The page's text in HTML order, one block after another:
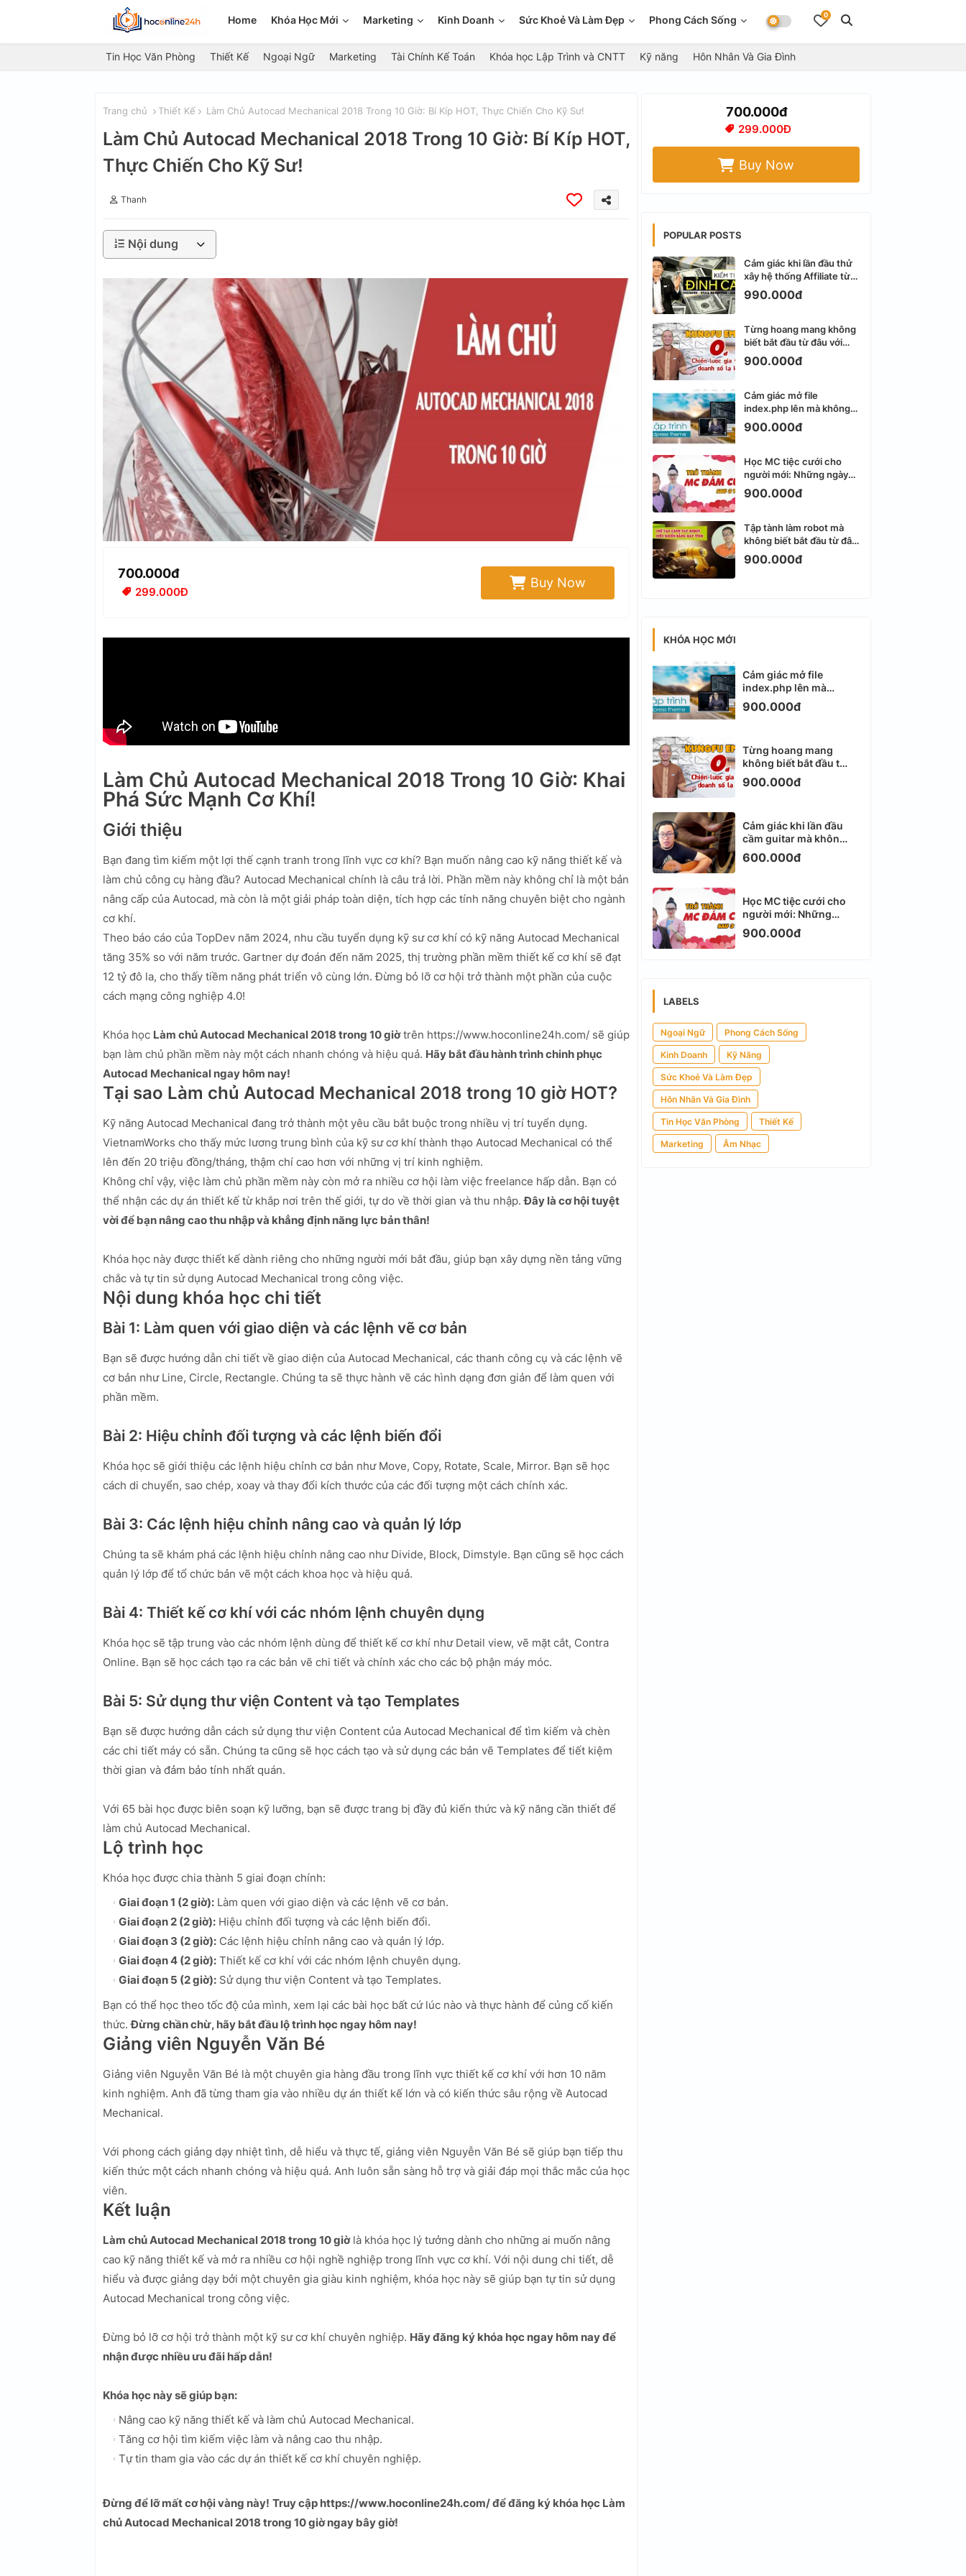
Home Khóa Học Mới Marketing Kinh Doanh Sức Khoẻ Và Làm Đẹp Phong Cách Sống 0
Tin Học Văn Phòng Thiết Kế Ngoại Ngữ Marketing Tài Chính Kế Toán Khóa học Lập Trình và CNTT Kỹ năng Hôn Nhân Và Gia Đình
Trang chủ Thiết Kế Làm Chủ Autocad Mechanical 2018 Trong 10 Giờ: Bí Kíp HOT, Thực Chiến Cho Kỹ Sư!
Làm Chủ Autocad Mechanical 2018 Trong 10 Giờ: Bí Kíp HOT,
Thực Chiến Cho Kỹ Sư!
Thanh
Nội dung
700.000đ
299.000Đ
Buy Now
Làm Chủ Autocad Mechanical 2018 Trong 10 Giờ: Khai
Phá Sức Mạnh Cơ Khí!
Giới thiệu
Bạn đang tìm kiếm một lợi thế cạnh tranh trong lĩnh vực cơ khí? Bạn muốn nâng cao kỹ năng thiết kế và
làm chủ công cụ hàng đầu? Autocad Mechanical chính là câu trả lời. Phần mềm này không chỉ là một bản
nâng cấp của Autocad, mà còn là một giải pháp toàn diện, tích hợp các tính năng chuyên biệt cho ngành
cơ khí.
Theo báo cáo của TopDev năm 2024, nhu cầu tuyển dụng kỹ sư cơ khí có kỹ năng Autocad Mechanical
tăng 35% so với năm trước. Gartner dự đoán đến năm 2025, thị trường phần mềm thiết kế cơ khí sẽ đạt
12 tỷ đô la, cho thấy tiềm năng phát triển vô cùng lớn. Đừng bỏ lỡ cơ hội trở thành một phần của cuộc
cách mạng công nghiệp 4.0!
Khóa học Làm chủ Autocad Mechanical 2018 trong 10 giờtrên https://www.hoconline24h.com/ sẽ giúp
bạn làm chủ phần mềm này một cách nhanh chóng và hiệu quả. Hãy bắt đầu hành trình chinh phục
Autocad Mechanical ngay hôm nay!
Tại sao Làm chủ Autocad Mechanical 2018 trong 10 giờ HOT?
Kỹ năng Autocad Mechanical đang trở thành một yêu cầu bắt buộc trong nhiều vị trí tuyển dụng.
VietnamWorks cho thấy mức lương trung bình của kỹ sư cơ khí thành thạo Autocad Mechanical có thể
lên đến 20 triệu đồng/tháng, thậm chí cao hơn với những vị trí kinh nghiệm.
Không chỉ vậy, việc làm chủ phần mềm này còn mở ra nhiều cơ hội làm việc freelance hấp dẫn. Bạn có
thể nhận các dự án thiết kế từ khắp nơi trên thế giới, tự do về thời gian và thu nhập.Đây là cơ hội tuyệt
vời để bạn nâng cao thu nhập và khẳng định năng lực bản thân!
Khóa học này được thiết kế dành riêng cho những người mới bắt đầu, giúp bạn xây dựng nền tảng vững
chắc và tự tin sử dụng Autocad Mechanical trong công việc.
Nội dung khóa học chi tiết
Bài 1: Làm quen với giao diện và các lệnh vẽ cơ bản
Bạn sẽ được hướng dẫn chi tiết về giao diện của Autocad Mechanical, các thanh công cụ và các lệnh vẽ
cơ bản như Line, Circle, Rectangle. Chúng ta sẽ thực hành vẽ các hình dạng đơn giản để làm quen với
phần mềm.
Bài 2: Hiệu chỉnh đối tượng và các lệnh biến đổi
Khóa học sẽ giới thiệu các lệnh hiệu chỉnh cơ bản như Move, Copy, Rotate, Scale, Mirror. Bạn sẽ học
cách di chuyển, sao chép, xoay và thay đổi kích thước của các đối tượng một cách chính xác.
Bài 3: Các lệnh hiệu chỉnh nâng cao và quản lý lớp
Chúng ta sẽ khám phá các lệnh hiệu chỉnh nâng cao như Divide, Block, Dimstyle. Bạn cũng sẽ học cách
quản lý lớp để tổ chức bản vẽ một cách khoa học và hiệu quả.
Bài 4: Thiết kế cơ khí với các nhóm lệnh chuyên dụng
Khóa học sẽ tập trung vào các nhóm lệnh dùng để thiết kế cơ khí như Detail view, vẽ mặt cắt, Contra
Online. Bạn sẽ học cách tạo ra các bản vẽ chi tiết và chính xác cho các bộ phận máy móc.
Bài 5: Sử dụng thư viện Content và tạo Templates
Bạn sẽ được hướng dẫn cách sử dụng thư viện Content của Autocad Mechanical để tìm kiếm và chèn
các chi tiết máy có sẵn. Chúng ta cũng sẽ học cách tạo và sử dụng các bản vẽ Templates để tiết kiệm
thời gian và đảm bảo tính nhất quán.
Với 65 bài học được biên soạn kỹ lưỡng, bạn sẽ được trang bị đầy đủ kiến thức và kỹ năng cần thiết để
làm chủ Autocad Mechanical.
Lộ trình học
Khóa học được chia thành 5 giai đoạn chính:
Giai đoạn 1 (2 giờ): Làm quen với giao diện và các lệnh vẽ cơ bản.
Giai đoạn 2 (2 giờ): Hiệu chỉnh đối tượng và các lệnh biến đổi.
Giai đoạn 3 (2 giờ): Các lệnh hiệu chỉnh nâng cao và quản lý lớp.
Giai đoạn 4 (2 giờ): Thiết kế cơ khí với các nhóm lệnh chuyên dụng.
Giai đoạn 5 (2 giờ): Sử dụng thư viện Content và tạo Templates.
Bạn có thể học theo tốc độ của mình, xem lại các bài học bất cứ lúc nào và thực hành để củng cố kiến
thức.Đừng chần chừ, hãy bắt đầu lộ trình học ngay hôm nay!
Giảng viên Nguyễn Văn Bé
Giảng viên Nguyễn Văn Bé là một chuyên gia hàng đầu trong lĩnh vực thiết kế cơ khí với hơn 10 năm
kinh nghiệm. Anh đã từng tham gia vào nhiều dự án thiết kế lớn và có kiến thức sâu rộng về Autocad
Mechanical.
Với phong cách giảng dạy nhiệt tình, dễ hiểu và thực tế, giảng viên Nguyễn Văn Bé sẽ giúp bạn tiếp thu
kiến thức một cách nhanh chóng và hiệu quả. Anh luôn sẵn sàng hỗ trợ và giải đáp mọi thắc mắc của học
viên.
Kết luận
Làm chủ Autocad Mechanical 2018 trong 10 giờlà khóa học lý tưởng dành cho những ai muốn nâng
cao kỹ năng thiết kế và mở ra nhiều cơ hội nghề nghiệp trong lĩnh vực cơ khí. Với nội dung chi tiết, dễ
hiểu và được giảng dạy bởi một chuyên gia giàu kinh nghiệm, khóa học này sẽ giúp bạn tự tin sử dụng
Autocad Mechanical trong công việc.
Đừng bỏ lỡ cơ hội trở thành một kỹ sư cơ khí chuyên nghiệp. Hãy đăng ký khóa học ngay hôm nay để
nhận được nhiều ưu đãi hấp dẫn!
Khóa học này sẽ giúp bạn:
Nâng cao kỹ năng thiết kế và làm chủ Autocad Mechanical.
Tăng cơ hội tìm kiếm việc làm và nâng cao thu nhập.
Tự tin tham gia vào các dự án thiết kế cơ khí chuyên nghiệp.
Đừng để lỡ mất cơ hội vàng này! Truy cập https://www.hoconline24h.com/ để đăng ký khóa học Làm
chủ Autocad Mechanical 2018 trong 10 giờ ngay bây giờ!
700.000đ
299.000Đ
Buy Now
POPULAR POSTS
Cảm giác khi lần đầu thử
xây hệ thống Affiliate từ
Facebook cá nhân
990.000đ
Từng hoang mang không
biết bắt đầu từ đâu với
Email Marketing
900.000đ
Cảm giác mở file
index.php lên mà không
biết viết gì tiếp theo
900.000đ
Học MC tiệc cưới cho
người mới: Những ngày
đầu thực sự khá ngợp
900.000đ
Tập tành làm robot mà
không biết bắt đầu từ đâu
thì dễ nản thật
900.000đ
KHÓA HỌC MỚI
Cảm giác mở file
index.php lên mà
không biết viết gì tiếp
theo
900.000đ
Từng hoang mang
không biết bắt đầu từ
đâu với Email
Marketing
900.000đ
Cảm giác khi lần đầu
cầm guitar mà không
biết bắt đầu từ đâu
600.000đ
Học MC tiệc cưới cho
người mới: Những
ngày đầu thực sự khá
ngợp
900.000đ
LABELS
Ngoại Ngữ Phong Cách Sống
Kinh Doanh Kỹ Năng
Sức Khoẻ Và Làm Đẹp
Hôn Nhân Và Gia Đình
Tin Học Văn Phòng Thiết Kế
Marketing Âm Nhạc